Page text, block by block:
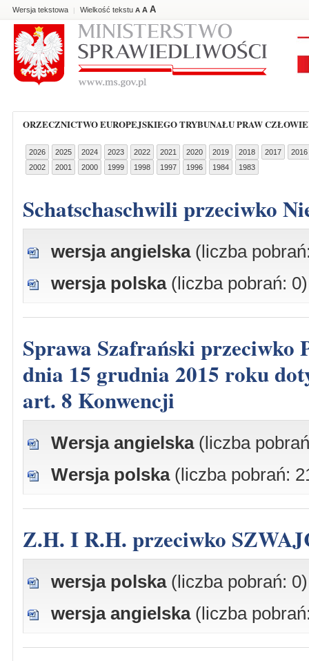
Wersja tekstowa | Wielkość tekstu A A A
ORZECZNICTWO EUROPEJSKIEGO TRYBUNAŁU PRAW
2026 2025 2024 2023 2022 2021 2020 2019 2018 2017
2016
2002
2001 2000 1999 1998 1997 1996 1984 1983
Schatschaschwili przeciwko
wersja angielska (liczba
wersja polska (liczba pobrań: 0)
Sprawa Szafrański przeciwko Polsce, skarga nr 17249/12, wyrok z
dnia 15 grudnia 2015 roku
art. 8 Konwencji
Wersja angielska (liczba
Wersja polska (liczba pobrań:
Z.H. I R.H. przeciwko
wersja polska (liczba pobrań: 0)
wersja angielska (liczba